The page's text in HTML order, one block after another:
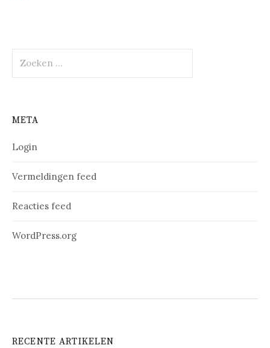
naar:
META
Login
Vermeldingen feed
Reacties feed
WordPress.org
RECENTE ARTIKELEN